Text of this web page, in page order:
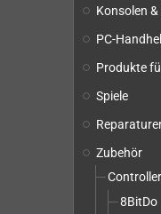
Konsolen
PC-
Produkte
Spiele
Zubehör
8BitDo